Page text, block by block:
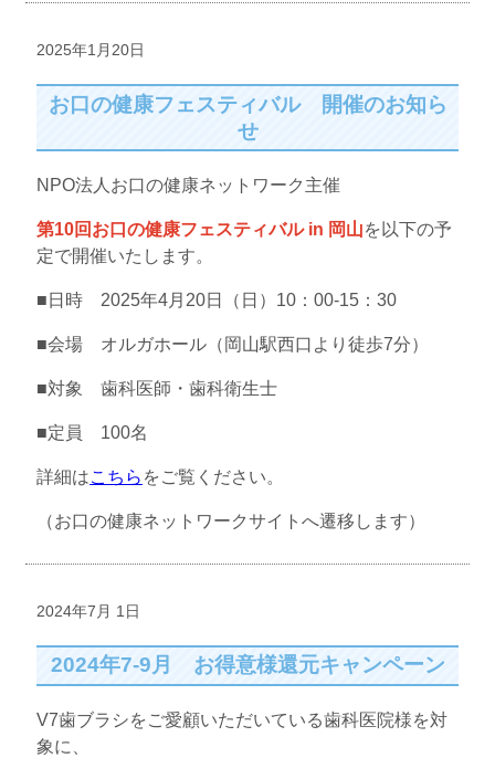
2025年1月20日
お口の健康フェスティバル 開催のお知ら
せ
NPO法人お口の健康ネットワーク主催
第10回お口の健康フェスティバル in 岡山を以下の予
定で開催いたします。
■日時 2025年4月20日（日）10：00-15：30
■会場 オルガホール（岡山駅西口より徒歩7分）
■対象 歯科医師・歯科衛生士
■定員 100名
詳細はこちら をご覧ください。
（お口の健康ネットワークサイトへ遷移します）
2024年7月 1日
2024年7-9月 お得意様還元キャンペーン
V7歯ブラシをご愛顧いただいている歯科医院様を対
象に、